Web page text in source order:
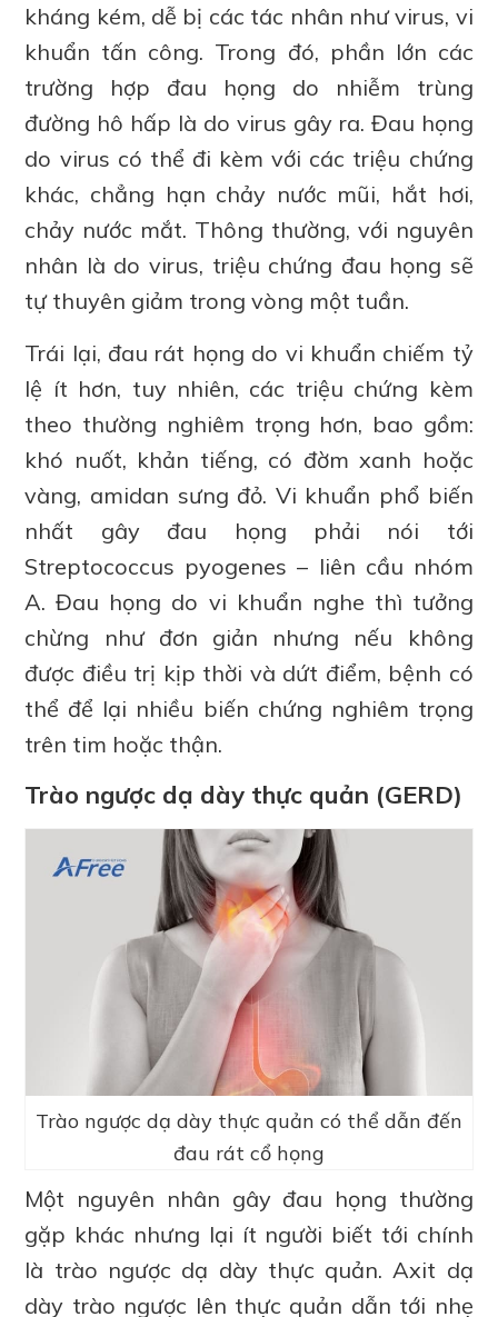
kháng kém, dễ bị các tác nhân như virus, vi
khuẩn tấn công. Trong đó, phần lớn các
trường hợp đau họng do nhiễm trùng
đường hô hấp là do virus gây ra. Đau họng
do virus có thể đi kèm với các triệu chứng
khác, chẳng hạn chảy nước mũi, hắt hơi,
chảy nước mắt. Thông thường, với nguyên
nhân là do virus, triệu chứng đau họng sẽ
tự thuyên giảm trong vòng một tuần.
Trái lại, đau rát họng do vi khuẩn chiếm tỷ
lệ ít hơn, tuy nhiên, các triệu chứng kèm
theo thường nghiêm trọng hơn, bao gồm:
khó nuốt, khản tiếng, có đờm xanh hoặc
vàng, amidan sưng đỏ. Vi khuẩn phổ biến
nhất gây đau họng phải nói tới
Streptococcus pyogenes – liên cầu nhóm
A. Đau họng do vi khuẩn nghe thì tưởng
chừng như đơn giản nhưng nếu không
được điều trị kịp thời và dứt điểm, bệnh có
thể để lại nhiều biến chứng nghiêm trọng
trên tim hoặc thận.
Trào ngược dạ dày thực quản (GERD)
Trào ngược dạ dày thực quản có thể dẫn đến
đau rát cổ họng
Một nguyên nhân gây đau họng thường
gặp khác nhưng lại ít người biết tới chính
là trào ngược dạ dày thực quản. Axit dạ
dày trào ngược lên thực quản dẫn tới nhẹ